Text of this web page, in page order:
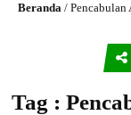
Beranda / Pencabulan
Tag :